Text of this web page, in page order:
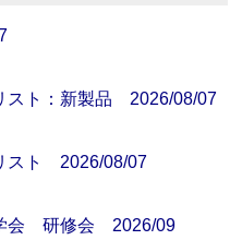
スト：新製品 2026/08/07
スト 2026/08/07
会 研修会 2026/09